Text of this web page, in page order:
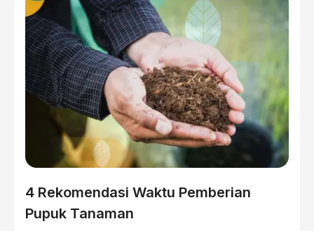
4 Rekomendasi Waktu Pemberian
Pupuk Tanaman